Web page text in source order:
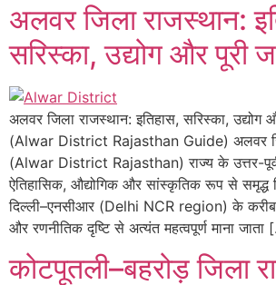
अलवर जिला राजस्थान:
सरिस्का, उद्योग और पूरी
अलवर जिला राजस्थान: इतिहास, सरिस्का, उद्योग
(Alwar District Rajasthan Guide) अलवर
(Alwar District Rajasthan) राज्य के उत्तर-
ऐतिहासिक, औद्योगिक और सांस्कृतिक रूप से समृद्ध
दिल्ली–एनसीआर (Delhi NCR region) के
और रणनीतिक दृष्टि से अत्यंत महत्वपूर्ण माना जाता
कोटपूतली–बहरोड़ जिला